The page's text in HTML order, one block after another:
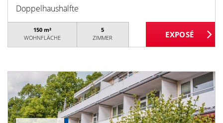
Doppelhaushälfte
150 m²
WOHNFLÄCHE
5
ZIMMER